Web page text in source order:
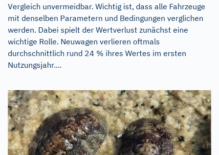
Vergleich unvermeidbar. Wichtig ist, dass alle Fahrzeuge
mit denselben Parametern und Bedingungen verglichen
werden. Dabei spielt der Wertverlust zunächst eine
wichtige Rolle. Neuwagen verlieren oftmals
durchschnittlich rund 24 % ihres Wertes im ersten
Nutzungsjahr....